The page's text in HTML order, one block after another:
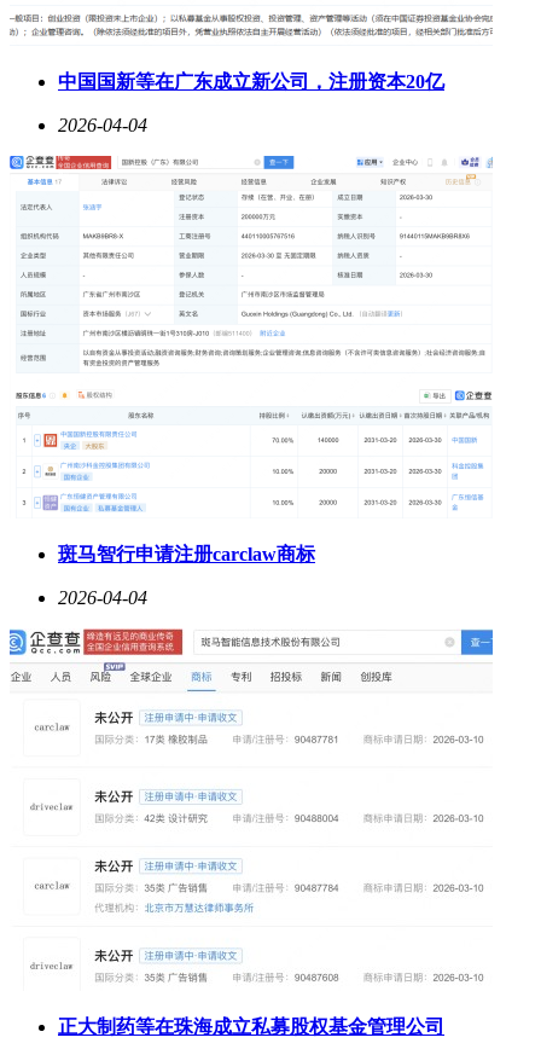
中国国新等在广东成立新公司，注册资本20亿
2026-04-04
斑马智行申请注册carclaw商标
2026-04-04
正大制药等在珠海成立私募股权基金管理公司